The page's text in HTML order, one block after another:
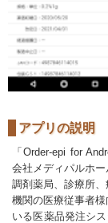
アプリの説明
「Order-epi for
会社メディパルホ
調剤薬局、診療所
機関の医療従事者
いる医薬品発注シ